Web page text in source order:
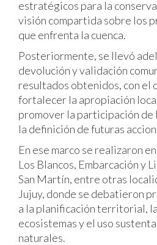
estratégicos para la
visión compartida sobre los
que enfrenta la cuenca.
Posteriormente, se llevó
devolución y validación
resultados obtenidos, con el
fortalecer la apropiación
promover la participación de
la definición de futuras
En ese marco se realizaron
Los Blancos, Embarcación y
San Martín, entre otras
Jujuy, donde se debatieron
a la planificación territorial,
ecosistemas y el uso
naturales.